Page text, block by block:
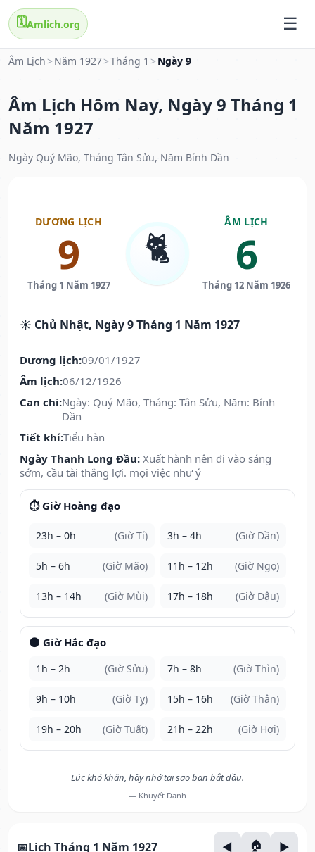
🗓️Amlich.org
Âm Lịch > Năm 1927>Tháng 1 > Ngày 9
Âm Lịch Hôm Nay, Ngày 9 Tháng 1
Năm 1927
Ngày Quý Mão, Tháng Tân Sửu, Năm Bính Dần
DƯƠNG LỊCH
9
Tháng 1 Năm 1927
🐈
ÂM LỊCH
6
Tháng 12 Năm 1926
☀️ Chủ Nhật, Ngày 9 Tháng 1 Năm 1927
Dương lịch:09/01/1927
Âm lịch:06/12/1926
Can chi:Ngày: Quý Mão, Tháng: Tân Sửu, Năm: Bính
Dần
Tiết khí:Tiểu hàn
Ngày Thanh Long Đầu: Xuất hành nên đi vào sáng
sớm, cầu tài thắng lợi. mọi việc như ý
⏱️ Giờ Hoàng đạo
23h – 0h (Giờ Tí) 3h – 4h (Giờ Dần)
5h – 6h (Giờ Mão) 11h – 12h (Giờ Ngọ)
13h – 14h (Giờ Mùi) 17h – 18h (Giờ Dậu)
🌑 Giờ Hắc đạo
1h – 2h (Giờ Sửu) 7h – 8h (Giờ Thìn)
9h – 10h (Giờ Tỵ) 15h – 16h (Giờ Thân)
19h – 20h (Giờ Tuất) 21h – 22h (Giờ Hợi)
Lúc khó khăn, hãy nhớ tại sao bạn bắt đầu.
— Khuyết Danh
Lịch Tháng 1 Năm 1927